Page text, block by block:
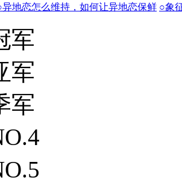
异地恋怎么维持，如何让异地恋保鲜 ○象
军
军
军